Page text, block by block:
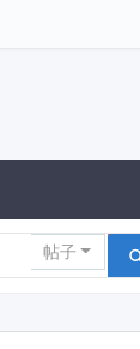
帖子